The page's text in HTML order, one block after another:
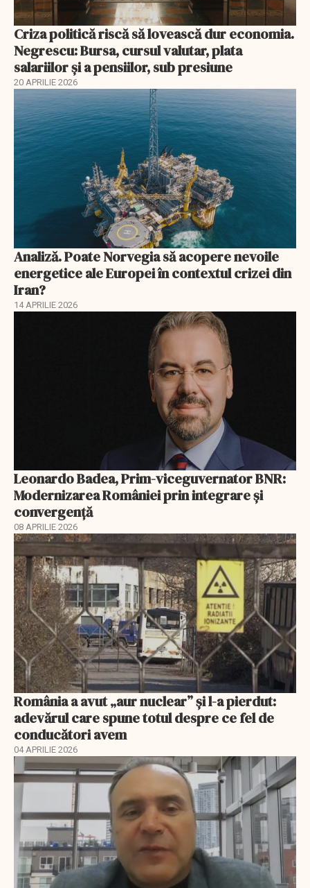
Criza politică riscă să lovească dur economia.
Negrescu: Bursa, cursul valutar, plata
salariilor şi a pensiilor, sub presiune
20 APRILIE 2026
Analiză. Poate Norvegia să acopere nevoile
energetice ale Europei în contextul crizei din
Iran?
14 APRILIE 2026
Leonardo Badea, Prim-viceguvernator BNR:
Modernizarea României prin integrare și
convergență
08 APRILIE 2026
România a avut „aur nuclear” și l-a pierdut:
adevărul care spune totul despre ce fel de
conducători avem
04 APRILIE 2026